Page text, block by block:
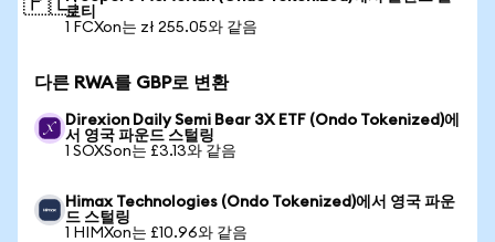
로티
1 FCXon는 zł 255.05와 같음
다른 RWA를 GBP로 변환
Direxion Daily Semi Bear 3X ETF (Ondo Tokenized)에
서 영국 파운드 스털링
1 SOXSon는 £3.13와 같음
Himax Technologies (Ondo Tokenized)에서 영국 파운
드 스털링
1 HIMXon는 £10.96와 같음